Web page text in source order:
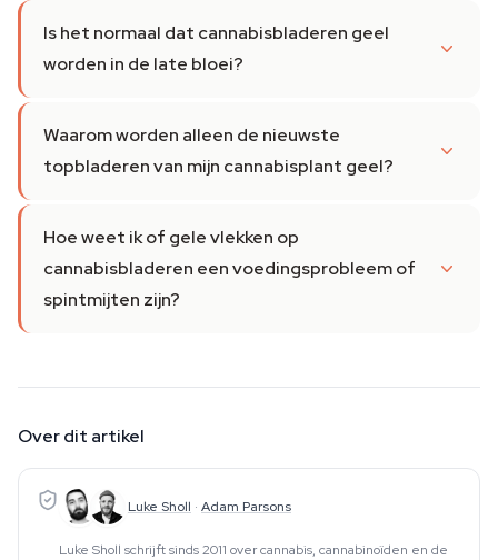
Is het normaal dat cannabisbladeren geel
worden in de late bloei?
Waarom worden alleen de nieuwste
topbladeren van mijn cannabisplant geel?
Hoe weet ik of gele vlekken op
cannabisbladeren een voedingsprobleem of
spintmijten zijn?
Over dit artikel
Luke Sholl · Adam Parsons
Luke Sholl schrijft sinds 2011 over cannabis, cannabinoïden en de